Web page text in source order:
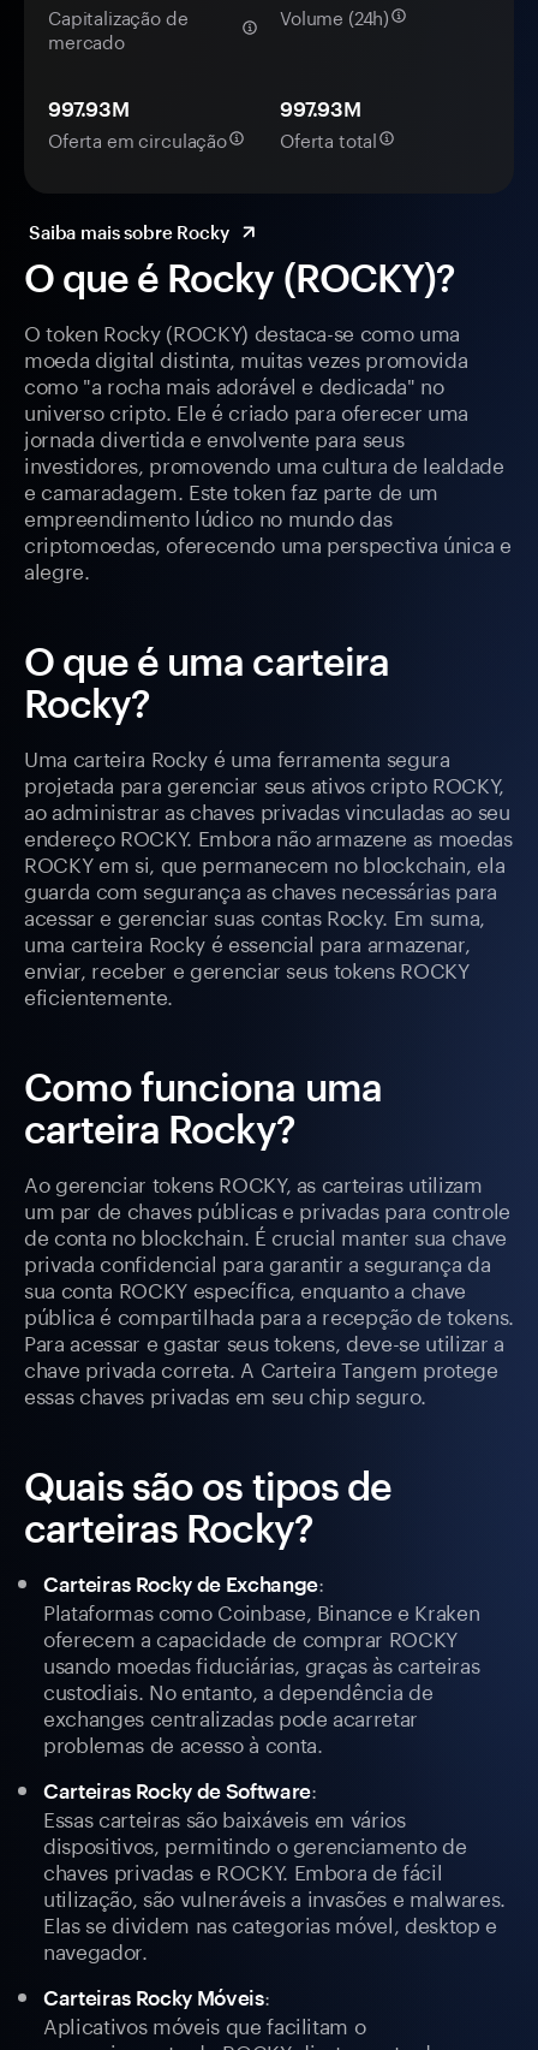
O que é Rocky (ROCKY)?
O token Rocky (ROCKY) destaca-se como uma
moeda digital distinta, muitas vezes promovida
como "a rocha mais adorável e dedicada" no
universo cripto. Ele é criado para oferecer uma
jornada divertida e envolvente para seus
investidores, promovendo uma cultura de lealdade
e camaradagem. Este token faz parte de um
empreendimento lúdico no mundo das
criptomoedas, oferecendo uma perspectiva única e
alegre.
O que é uma carteira
Rocky?
Uma carteira Rocky é uma ferramenta segura
projetada para gerenciar seus ativos cripto ROCKY,
ao administrar as chaves privadas vinculadas ao seu
endereço ROCKY. Embora não armazene as moedas
ROCKY em si, que permanecem no blockchain, ela
guarda com segurança as chaves necessárias para
acessar e gerenciar suas contas Rocky. Em suma,
uma carteira Rocky é essencial para armazenar,
enviar, receber e gerenciar seus tokens ROCKY
eficientemente.
Como funciona uma
carteira Rocky?
Ao gerenciar tokens ROCKY, as carteiras utilizam
um par de chaves públicas e privadas para controle
de conta no blockchain. É crucial manter sua chave
privada confidencial para garantir a segurança da
sua conta ROCKY específica, enquanto a chave
pública é compartilhada para a recepção de tokens.
Para acessar e gastar seus tokens, deve-se utilizar a
chave privada correta. A Carteira Tangem protege
essas chaves privadas em seu chip seguro.
Quais são os tipos de
carteiras Rocky?
Carteiras Rocky de Exchange:
Plataformas como Coinbase, Binance e Kraken
oferecem a capacidade de comprar ROCKY
usando moedas fiduciárias, graças às carteiras
custodiais. No entanto, a dependência de
exchanges centralizadas pode acarretar
problemas de acesso à conta.
Carteiras Rocky de Software:
Essas carteiras são baixáveis em vários
dispositivos, permitindo o gerenciamento de
chaves privadas e ROCKY. Embora de fácil
utilização, são vulneráveis a invasões e malwares.
Elas se dividem nas categorias móvel, desktop e
navegador.
Carteiras Rocky Móveis:
Aplicativos móveis que facilitam o
Capitalização de
mercado
Volume (24h)
997.93M
Oferta em circulação
997.93M
Oferta total
Saiba mais sobre Rocky